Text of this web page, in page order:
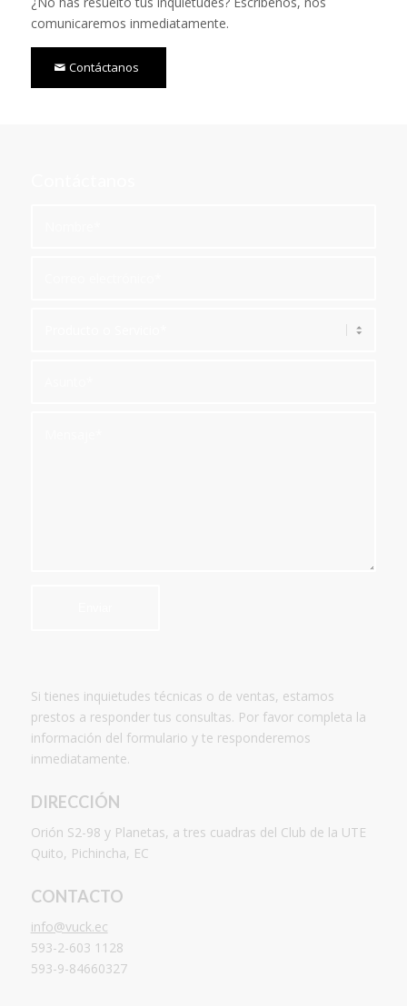
comunicaremos inmediatamente.
Contáctanos
Si tienes inquietudes técnicas o de ventas, estamos
prestos a responder tus consultas. Por favor completa la
información del formulario y te responderemos
inmediatamente.
DIRECCIÓN
Orión S2-98 y Planetas, a tres cuadras del Club de la UTE
Quito, Pichincha, EC
CONTACTO
info@vuck.ec
593-2-603 1128
593-9-84660327